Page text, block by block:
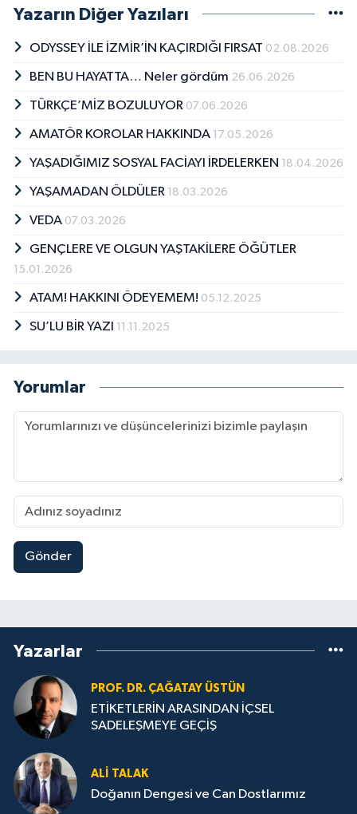
Yazarın Diğer Yazıları
ODYSSEY İLE İZMİR’İN KAÇIRDIĞI FIRSAT 02.08.2026
BEN BU HAYATTA… Neler gördüm 26.06.2026
TÜRKÇE’MİZ BOZULUYOR 07.06.2026
AMATÖR KOROLAR HAKKINDA 17.05.2026
YAŞADIĞIMIZ SOSYAL FACİAYI İRDELERKEN 18.04.2026
YAŞAMADAN ÖLDÜLER 18.03.2026
VEDA 07.03.2026
GENÇLERE VE OLGUN YAŞTAKİLERE ÖĞÜTLER
15.01.2026
ATAM! HAKKINI ÖDEYEMEM! 05.12.2025
SU’LU BİR YAZI 11.11.2025
Yorumlar
Gönder
Yazarlar
PROF. DR. ÇAĞATAY ÜSTÜN
ETİKETLERİN ARASINDAN İÇSEL
SADELEŞMEYE GEÇİŞ
ALI TALAK
Doğanın Dengesi ve Can Dostlarımız